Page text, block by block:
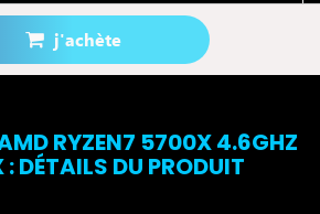
j'achète
le produit est disponible
RYZEN7 5700X 4.6GHZ
DÉTAILS DU PRODUIT